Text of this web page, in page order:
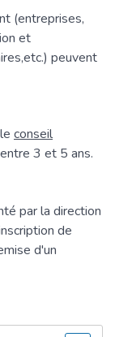
(entreprises,
et
peuvent
conseil
3 et 5 ans.
par la direction
de
d'un